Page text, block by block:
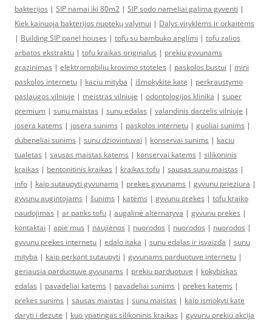
bakterijos | SIP namai iki 80m2 | SIP sodo nameliai galima gyventi |
Kiek kainuoja bakterijos nuotekų valymui | Dalys viryklėms ir orkaitėms
| Building SIP panel houses | tofu su bambuko anglimi | tofu zalios
arbatos ekstraktu | tofu kraikas originalus | prekiu gyvunams
grazinimas | elektromobiliu krovimo stoteles | paskolos bustui | mini
paskolos internetu | kaciu mityba | išmokykite katę | perkraustymo
paslaugos vilniuje | meistras vilniuje | odontologijos klinika | super
premium | sunu maistas | sunu edalas | valandinis darzelis vilniuje |
josera katems | josera sunims | paskolos internetu | guoliai sunims |
dubeneliai sunims | sunu dziovintuvai | konservai sunims | kaciu
tualetas | sausas maistas katems | konservai katems | silikoninis
kraikas | bentonitinis kraikas | kraikas tofu | sausas sunu maistas |
info | kaip sutaupyti gyvunams | prekes gyvunams | gyvunu prieziura |
gyvunu augintojams | šunims | katėms | gyvunu prekes | tofu kraiko
naudojimas | ar patiks tofu | augalinė alternatyva | gyvunu prekes |
kontaktai | apie mus | naujienos | nuorodos | nuorodos | nuorodos |
gyvunu prekes internetu | edalo itaka | sunu edalas ir isvaizda | sunu
mityba | kaip perkant sutaupyti | gyvunams parduotuve internetu |
geriausia parduotuve gyvunams | prekiu parduotuve | kokybiskas
edalas | pavadeliai katems | pavadeliai sunims | prekes katems |
prekes sunims | sausas maistas | sunu maistas | kaip ismokyti kate
daryti i dezute | kuo ypatingas silikoninis kraikas | gyvunu prekiu akcija